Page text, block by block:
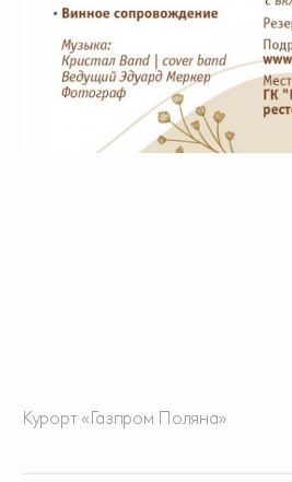
Курорт «Газпром Поляна»